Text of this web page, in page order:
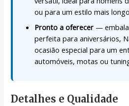
ou para um estilo mais
Pronto a oferecer —
perfeita para aniversários,
ocasião especial para um
automóveis, motas ou
Detalhes e Qualidade